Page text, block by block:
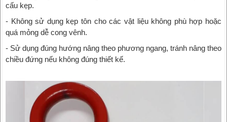
cấu kẹp.
- Không sử dụng kẹp tôn cho các vật liệu không phù hợp hoặc
quá mỏng dễ cong vênh.
- Sử dụng đúng hướng nâng theo phương ngang, tránh nâng theo
chiều đứng nếu không đúng thiết kế.